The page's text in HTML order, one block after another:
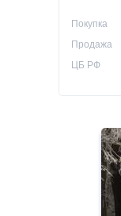
Покупка
Продажа
ЦБ РФ